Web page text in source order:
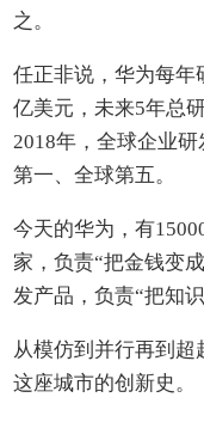
之。
任正非说，华为每年
亿美元，未来5年总
2018年，全球企业
第一、全球第五。
今天的华为，有
家，负责“把金钱变
发产品，负责“把知识
从模仿到并行再到超
这座城市的创新史。